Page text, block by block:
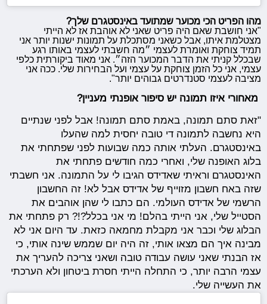
מהו הפריט הכי מכוער שמתועד באינסטגרם שלך?
"אני חושבת שאם היה פריט שאני לא אוהבת אז לא הייתי
מצטלמת איתו, אבל כשאני מסתכלת על תמונות ישנות יותר אני
תמיד צוחקת ואומרת לעצמי ״מה חשבתי לעצמי באותו רגע
שבכלל קניתי את הדבר המכוער הזה״. אני מאוד ביקורתית כלפי
עצמי, אני כל הזמן צוחקת על עצמי ועל הבחירות שלי. ככה אני
מציבה לעצמי סטנדרטים גבוהים יותר".
מאחורי איזו תמונה יש סיפור אופנתי מעניין?
"זאת סתם תמונה, באמת סתם תמונה! אבל לפני שנתיים
היא נחשבה לתמונה די טובה יחסית למה שהעלו
באינסטגרם. העלתי אותה כמה שבועות לפני שפתחתי את
בלוג האופנה שלי, ואחרי כמה חודשים פתחתי את
האינסטגרם וראיתי שאדידס הגיבו לי על התמונה. אני חשבתי
שזה באח חשבון מזוייף של אדידס אבל לא! זה החשבון
הרשמי של אדידס העולמי. הם כתבו לי שהן אוהבים את
הסטייל שלי, אני הייתי בהלם! מי אני בכלל?!? רק פתחתי את
הבלוג שלי וכבר אני מקבלת מחמאה כזאת. עד היום אני לא
מבינה איך הם מצאו אותי, זה היה יום שממש שינה אותי, כי
אז הבנתי שאני עושה עבודה טובה ושאני צריכה להעריך את
עצמי הרבה יותר, כי התחלה הייתי חסרת ביטחון ולא הערכתי
את העשייה שלי.